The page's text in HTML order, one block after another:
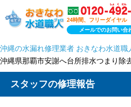
24時間、フリーダイヤル
メールでのお問い合
沖縄の水漏れ修理業者 おきなわ水道職
沖縄県那覇市安謝へ台所排水つまり除
スタッフの修理報告